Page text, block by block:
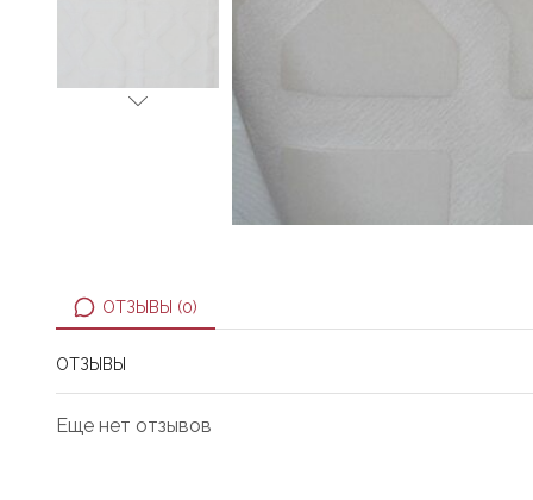
ОТЗЫВЫ (0)
ОТЗЫВЫ
Еще нет отзывов